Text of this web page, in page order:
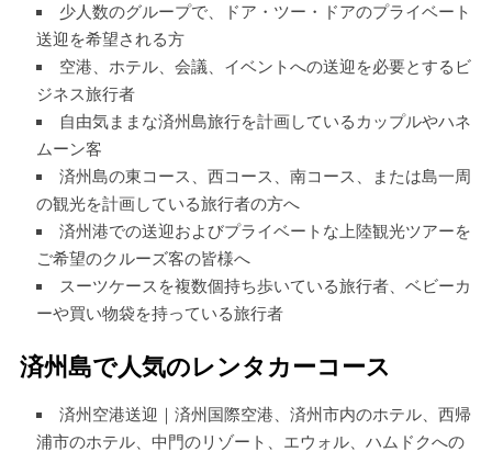
少人数のグループで、ドア・ツー・ドアのプライベート
送迎を希望される方
空港、ホテル、会議、イベントへの送迎を必要とするビ
ジネス旅行者
自由気ままな済州島旅行を計画しているカップルやハネ
ムーン客
済州島の東コース、西コース、南コース、または島一周
の観光を計画している旅行者の方へ
済州港での送迎およびプライベートな上陸観光ツアーを
ご希望のクルーズ客の皆様へ
スーツケースを複数個持ち歩いている旅行者、ベビーカ
ーや買い物袋を持っている旅行者
済州島で人気のレンタカーコース
済州空港送迎｜済州国際空港、済州市内のホテル、西帰
浦市のホテル、中門のリゾート、エウォル、ハムドクへの